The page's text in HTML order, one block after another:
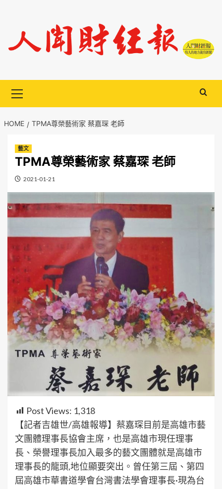
content
Menu
HOME TPMA尊榮藝術家 蔡嘉琛 老師
藝文
TPMA尊榮藝術家 蔡嘉琛 老師
2021-01-21
Post Views: 1,318
【記者吉雄世/高雄報導】蔡嘉琛目前是高雄市藝
文團體理事長協會主席，也是高雄市現任理事
長、榮譽理事長加入最多的藝文團體就是高雄市
理事長的龍頭,地位顯要突出。曾任第三屆、第四
屆高雄市華書道學會台灣書法學會理事長·現為台